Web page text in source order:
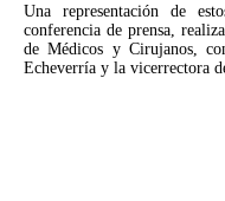
Una representación de
conferencia de prensa,
de Médicos y Cirujanos,
Echeverría y la vicerrectora